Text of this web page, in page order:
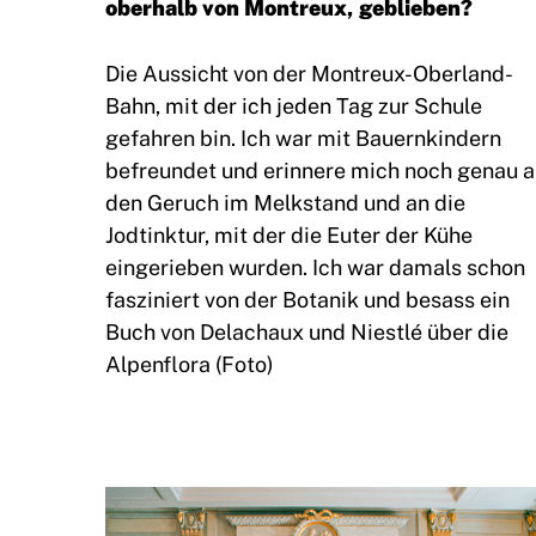
Die Aussicht von der Montreux-Oberland-
Bahn, mit der ich jeden Tag zur Schule
gefahren bin. Ich war mit Bauernkindern
befreundet und erinnere mich noch genau
den Geruch im Melkstand und an die
Jodtinktur, mit der die Euter der Kühe
eingerieben wurden. Ich war damals schon
fasziniert von der Botanik und besass ein
Buch von Delachaux und Niestlé über die
Alpenflora (Foto)